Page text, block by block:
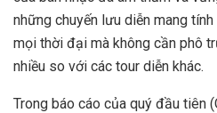
những chuyến lưu diễn mang
mọi thời đại mà không cần phô
nhiều so với các tour diễn khác.
Trong báo cáo của quý đầu tiên